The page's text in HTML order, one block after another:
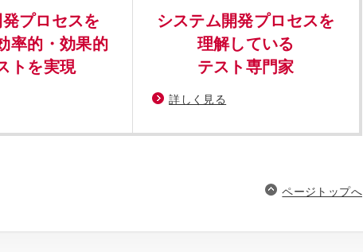
プロセスを
率的・効果的
トを実現
システム開発プロセスを
理解している
テスト専門家
詳しく見る
ページトップへ